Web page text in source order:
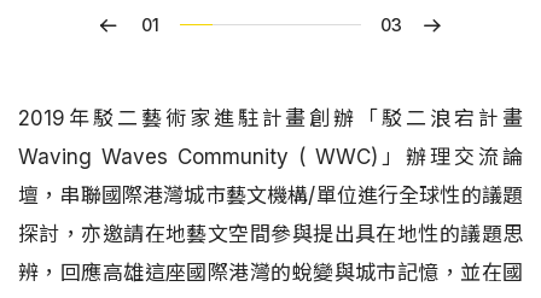
01 03
2019年駁二藝術家進駐計畫創辦「駁二浪宕計畫
Waving Waves Community ( WWC)」辦理交流論
壇，串聯國際港灣城市藝文機構/單位進行全球性的議題
探討，亦邀請在地藝文空間參與提出具在地性的議題思
辨，回應高雄這座國際港灣的蛻變與城市記憶，並在國